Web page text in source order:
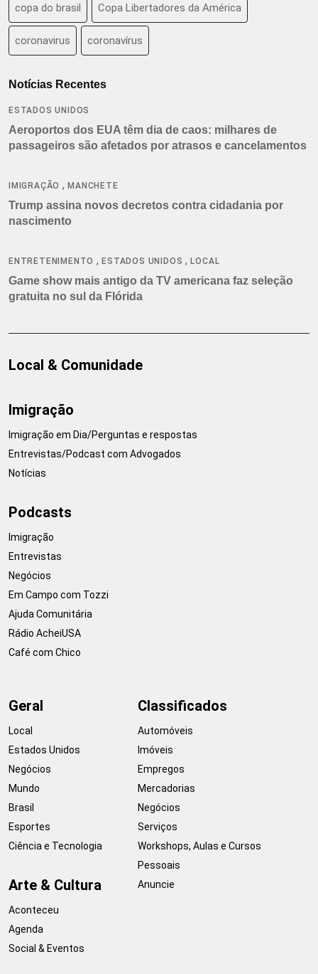
copa do brasil Copa Libertadores da América
coronavirus coronavírus
Notícias Recentes
ESTADOS UNIDOS
Aeroportos dos EUA têm dia de caos: milhares de
passageiros são afetados por atrasos e cancelamentos
IMIGRAÇÃO ,MANCHETE
Trump assina novos decretos contra cidadania por
nascimento
ENTRETENIMENTO ,ESTADOS UNIDOS ,LOCAL
Game show mais antigo da TV americana faz seleção
gratuita no sul da Flórida
Local & Comunidade
Imigração
Imigração em Dia/Perguntas e respostas
Entrevistas/Podcast com Advogados
Notícias
Podcasts
Imigração
Entrevistas
Negócios
Em Campo com Tozzi
Ajuda Comunitária
Rádio AcheiUSA
Café com Chico
Geral
Local
Estados Unidos
Negócios
Mundo
Brasil
Esportes
Ciência e Tecnologia
Arte & Cultura
Aconteceu
Agenda
Social & Eventos
Classificados
Automóveis
Imóveis
Empregos
Mercadorias
Negócios
Serviços
Workshops, Aulas e Cursos
Pessoais
Anuncie